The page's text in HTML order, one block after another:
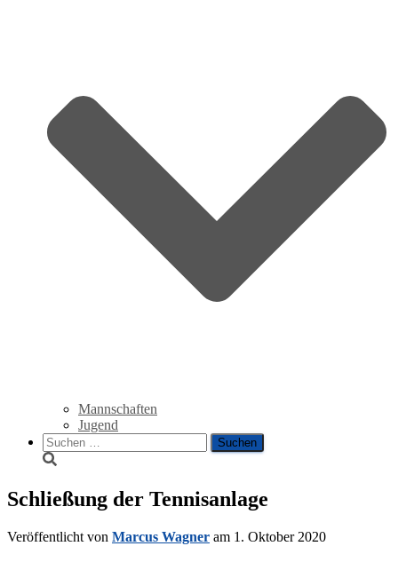
Mannschaften
Jugend
Suche
nach:
Schließung der Tennisanlage
Veröffentlicht von Marcus Wagner am 1. Oktober 2020